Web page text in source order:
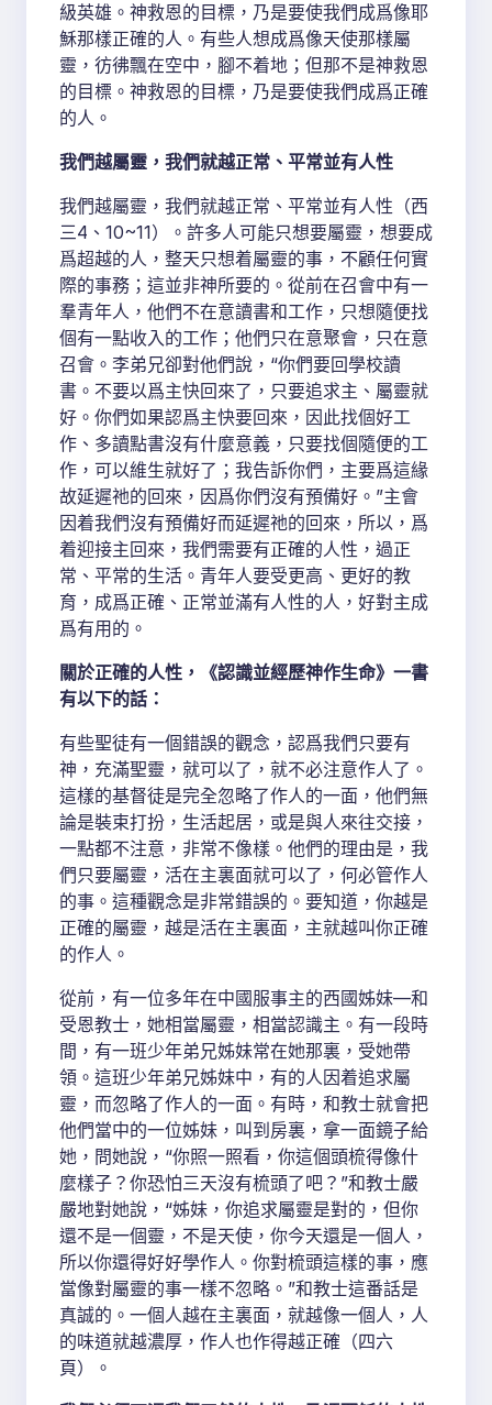
級英雄。神救恩的目標，乃是要使我們成爲像耶
穌那樣正確的人。有些人想成爲像天使那樣屬
靈，彷彿飄在空中，腳不着地；但那不是神救恩
的目標。神救恩的目標，乃是要使我們成爲正確
的人。
我們越屬靈，我們就越正常、平常並有人性
我們越屬靈，我們就越正常、平常並有人性（西
三4、10~11）。許多人可能只想要屬靈，想要成
爲超越的人，整天只想着屬靈的事，不顧任何實
際的事務；這並非神所要的。從前在召會中有一
羣青年人，他們不在意讀書和工作，只想隨便找
個有一點收入的工作；他們只在意聚會，只在意
召會。李弟兄卻對他們說，“你們要回學校讀
書。不要以爲主快回來了，只要追求主、屬靈就
好。你們如果認爲主快要回來，因此找個好工
作、多讀點書沒有什麼意義，只要找個隨便的工
作，可以維生就好了；我告訴你們，主要爲這緣
故延遲祂的回來，因爲你們沒有預備好。”主會
因着我們沒有預備好而延遲祂的回來，所以，爲
着迎接主回來，我們需要有正確的人性，過正
常、平常的生活。青年人要受更高、更好的教
育，成爲正確、正常並滿有人性的人，好對主成
爲有用的。
關於正確的人性，《認識並經歷神作生命》一書
有以下的話：
有些聖徒有一個錯誤的觀念，認爲我們只要有
神，充滿聖靈，就可以了，就不必注意作人了。
這樣的基督徒是完全忽略了作人的一面，他們無
論是裝束打扮，生活起居，或是與人來往交接，
一點都不注意，非常不像樣。他們的理由是，我
們只要屬靈，活在主裏面就可以了，何必管作人
的事。這種觀念是非常錯誤的。要知道，你越是
正確的屬靈，越是活在主裏面，主就越叫你正確
的作人。
從前，有一位多年在中國服事主的西國姊妹—和
受恩教士，她相當屬靈，相當認識主。有一段時
間，有一班少年弟兄姊妹常在她那裏，受她帶
領。這班少年弟兄姊妹中，有的人因着追求屬
靈，而忽略了作人的一面。有時，和教士就會把
他們當中的一位姊妹，叫到房裏，拿一面鏡子給
她，問她說，“你照一照看，你這個頭梳得像什
麼樣子？你恐怕三天沒有梳頭了吧？”和教士嚴
嚴地對她說，“姊妹，你追求屬靈是對的，但你
還不是一個靈，不是天使，你今天還是一個人，
所以你還得好好學作人。你對梳頭這樣的事，應
當像對屬靈的事一樣不忽略。”和教士這番話是
真誠的。一個人越在主裏面，就越像一個人，人
的味道就越濃厚，作人也作得越正確（四六
頁）。